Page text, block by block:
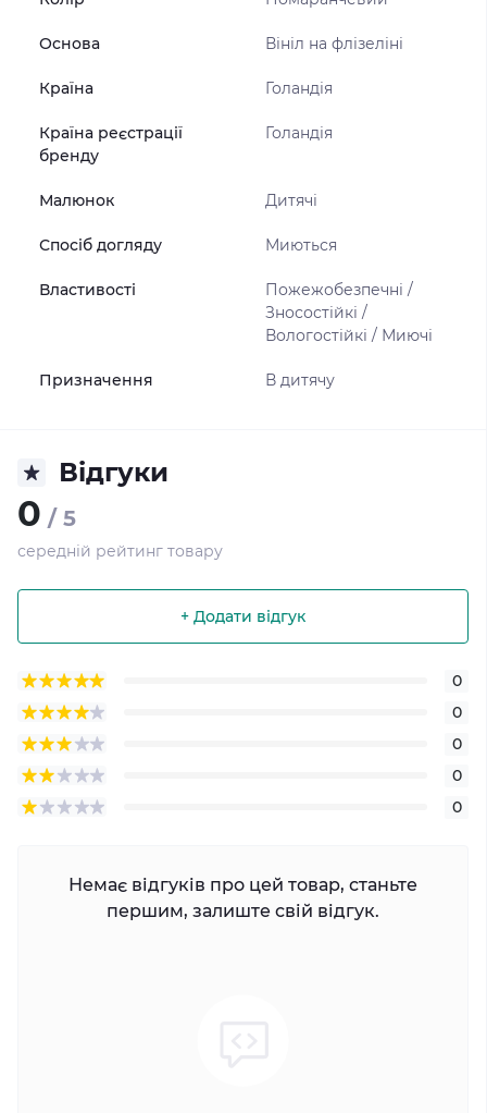
Основа Вініл на флізеліні
Країна Голандія
Країна реєстрації
бренду
Голандія
Малюнок Дитячі
Спосіб догляду Миються
Властивості
Пожежобезпечні /
Зносостійкі /
Вологостійкі / Миючі
Призначення В дитячу
Відгуки
0 / 5
середній рейтинг товару
+ Додати відгук
0
0
0
0
0
Немає відгуків про цей товар, станьте
першим, залиште свій відгук.